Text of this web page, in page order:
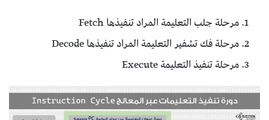
مرحلة جلب التعليمة المراد تنفيذها Fetch
مرحلة فك تشفير التعليمة المراد تنفيذها Decode
مرحلة تنفيذ التعليمة Execute